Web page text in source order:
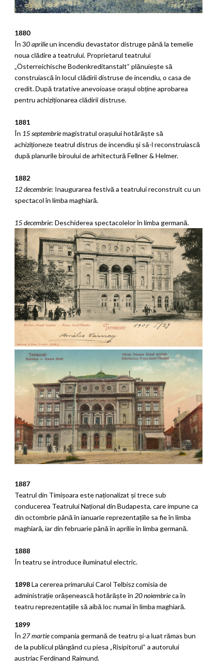
1880
În 30 aprilieun incendiu devastator distruge până la temelie
noua clădire a teatrului. Proprietarul teatrului
„Österreichische Bodenkreditanstalt“ plănuiește să
construiască în locul clădirii distruse de incendiu, o casa de
credit. După tratative anevoioase orașul obține aprobarea
pentru achiziționarea clădirii distruse.
1881
În 15 septembriemagistratul orașului hotărăște să
achiziționeze teatrul distrus de incendiu și să-l reconstruiască
după planurile biroului de arhitectură Fellner & Helmer.
1882
12 decembrie: Inaugurarea festivă a teatrului reconstruit cu un
spectacol în limba maghiară.
15 decembrie: Deschiderea spectacolelor în limba germană.
1887
Teatrul din Timișoara este naționalizat și trece sub
conducerea Teatrului Național din Budapesta, care impune ca
din octombrie până în ianuarie reprezentațiile sa fie în limba
maghiară, iar din februarie până în aprilie în limba germană.
1888
În teatru se introduce iluminatul electric.
1898La cererea primarului Carol Telbisz comisia de
administrație orășenească hotărăște în 20 noiembrieca în
teatru reprezentațiile să aibă loc numai în limba maghiară.
1899
În 27 martiecompania germană de teatru și-a luat rămas bun
de la publicul plângând cu piesa „Risipitorul“ a autorului
austriac Ferdinand Raimund.